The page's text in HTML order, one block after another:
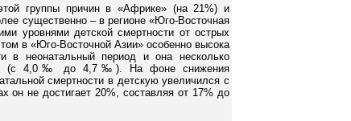
группы причин в «Африке» (на 21%) и
существенно – в регионе «Юго-Восточная
уровнями детской смертности от острых
в «Юго-Восточной Азии» особенно высока
в неонатальный период и она несколько
(с 4,0‰ до 4,7‰). На фоне снижения
смертности в детскую увеличился с
он не достигает 20%, составляя от 17% до